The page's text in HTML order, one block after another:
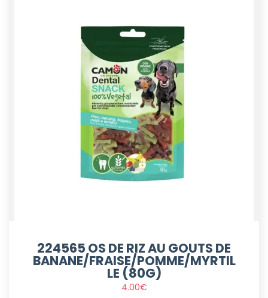
224565 OS DE RIZ AU GOUTS DE
BANANE/FRAISE/POMME/MYRTIL
LE (80G)
4.00€